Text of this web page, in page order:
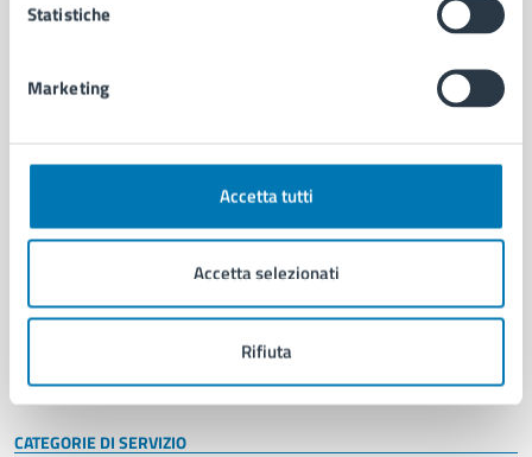
Statistiche
Marketing
Accetta tutti
Accetta selezionati
Rifiuta
Comune di Napoli
AMMINISTRAZIONE
Organi di governo
Enti e fondazioni
Personale amministrativo
Intranet, posta aziendale e protocollo
CATEGORIE DI SERVIZIO